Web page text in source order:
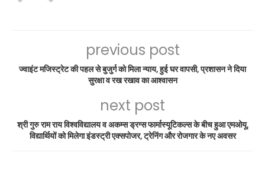
previous post
ज्वाइंट मजिस्ट्रेट की पहल से बुजुर्ग को मिला न्याय, हुई घर वापसी, प्रशासन ने दिया
सुरक्षा व रख रखाव का आश्वासन
next post
श्री गुरु राम राय विश्वविद्यालय व अकम्स ड्रग्स फार्मास्यूटिकल्स के बीच हुआ एमओयू,
विद्यार्थियों को मिलेगा इंडस्ट्री एक्सपोजर, ट्रेनिंग और रोजगार के नए अवसर